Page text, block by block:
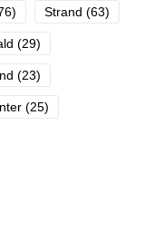
Strand (63)
(29)
(23)
(25)